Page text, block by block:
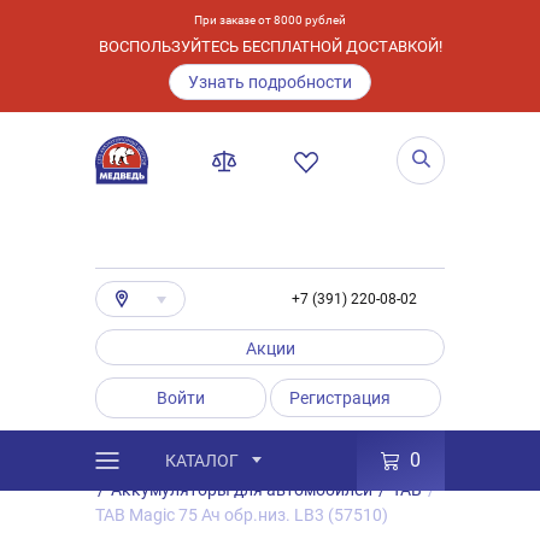
При заказе от 8000 рублей
ВОСПОЛЬЗУЙТЕСЬ БЕСПЛАТНОЙ ДОСТАВКОЙ!
Узнать подробности
+7 (391) 220-08-02
Акции
Войти Регистрация
КАТАЛОГ 0
Каталог / Товары
Аккумуляторы
/ Аккумуляторы для автомобилей / TAB /
TAB Magic 75 Ач обр.низ. LB3 (57510)